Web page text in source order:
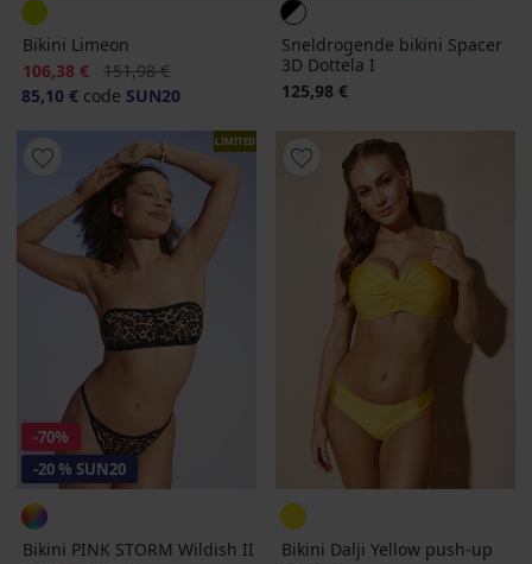
Bikini Limeon
Korting
106,38 € Oorspronkelijke prijs
151,98 €
85,10 € code SUN20
Sneldrogende bikini Spacer
3D Dottela I
125,98 €
LIMITED
-70%
-20 % SUN20
Bikini PINK STORM Wildish II
Bikini Dalji Yellow push-up